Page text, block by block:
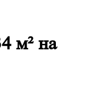
м² на